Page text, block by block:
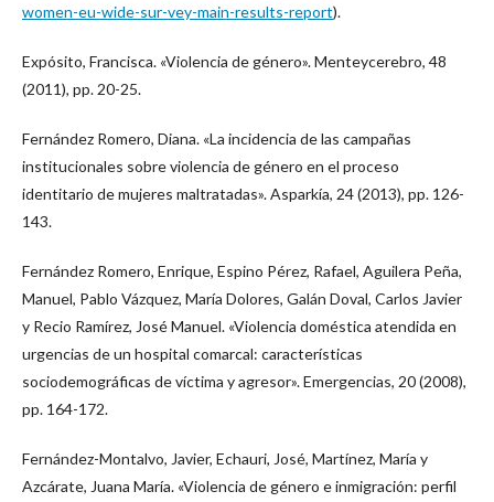
women-eu-wide-sur-vey-main-results-report).
Expósito, Francisca. «Violencia de género». Menteycerebro, 48
(2011), pp. 20-25.
Fernández Romero, Diana. «La incidencia de las campañas
institucionales sobre violencia de género en el proceso
identitario de mujeres maltratadas». Asparkía, 24 (2013), pp. 126-
143.
Fernández Romero, Enrique, Espino Pérez, Rafael, Aguilera Peña,
Manuel, Pablo Vázquez, María Dolores, Galán Doval, Carlos Javier
y Recio Ramírez, José Manuel. «Violencia doméstica atendida en
urgencias de un hospital comarcal: características
sociodemográficas de víctima y agresor». Emergencias, 20 (2008),
pp. 164-172.
Fernández-Montalvo, Javier, Echauri, José, Martínez, María y
Azcárate, Juana María. «Violencia de género e inmigración: perfil